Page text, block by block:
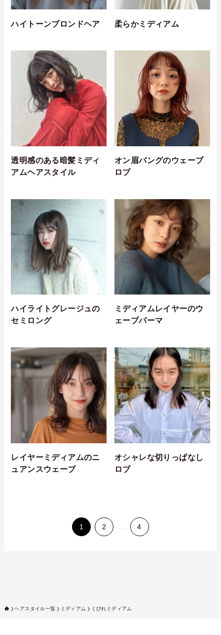
ハイトーンブロンドヘア 柔らかミディアム
透明感のある暗髪ミディ
アムヘアスタイル
オン眉バングのウェーブ
ロブ
ハイライトグレージュの
セミロング
ミディアムレイヤーのウ
ェーブパーマ
レイヤーミディアムのニ
ュアンスウェーブ
オシャレな切りっぱなし
ロブ
1 2 4
ヘアスタイル一覧 ミディアム くびれミディアム